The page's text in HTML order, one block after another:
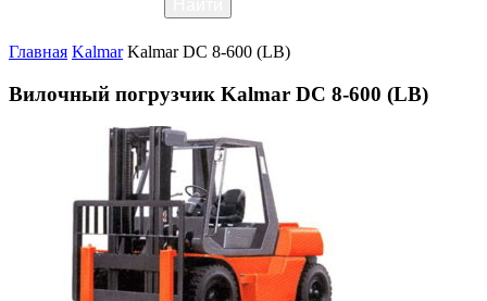
Главная Kalmar Kalmar DC 8-600 (LB)
Вилочный погрузчик Kalmar DC 8-600 (LB)